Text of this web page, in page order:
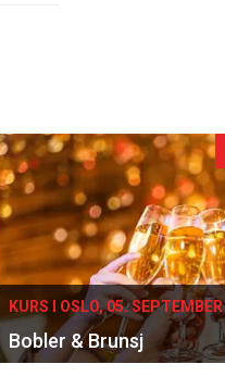
KURS I OSLO, 05. SEPTEMBER
Bobler & Brunsj